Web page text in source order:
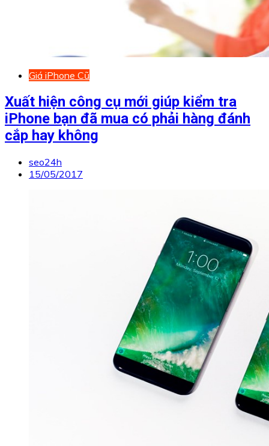
Giá iPhone Cũ
Xuất hiện công cụ mới giúp kiểm tra
iPhone bạn đã mua có phải hàng đánh
cắp hay không
seo24h
15/05/2017